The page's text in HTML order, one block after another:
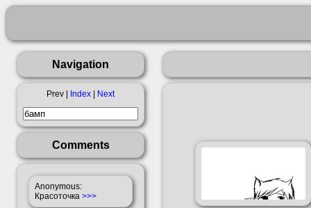
Navigation
Prev | Index Next
Comments
Anonymous:
Красоточка >>>